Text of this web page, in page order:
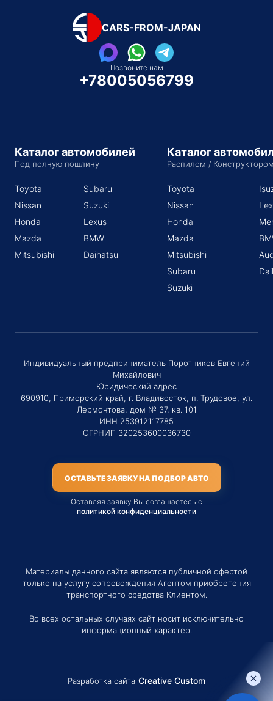
CARS-FROM-JAPAN
Позвоните нам
+78005056799
Каталог автомобилей
Под полную пошлину
Toyota
Nissan
Honda
Mazda
Mitsubishi
Subaru
Suzuki
Lexus
BMW
Daihatsu
Каталог
Распилом /
Toyota
Nissan
Honda
Mazda
Mitsubishi
Subaru
Suzuki
Индивидуальный предприниматель Поротников Евгений
Михайлович
Юридический адрес
690910, Приморский край, г. Владивосток, п. Трудовое, ул.
Лермонтова, дом № 37, кв. 101
ИНН 253912117785
ОГРНИП 320253600036730
ОСТАВЬТЕ ЗАЯВКУ НА ПОДБОР АВТО
Оставляя заявку Вы соглашаетесь с
политикой конфиденциальности
Материалы данного сайта являются публичной офертой
только на услугу сопровождения Агентом приобретения
транспортного средства Клиентом.
Во всех остальных случаях сайт носит исключительно
информационный характер.
Разработка сайта Creative Custom